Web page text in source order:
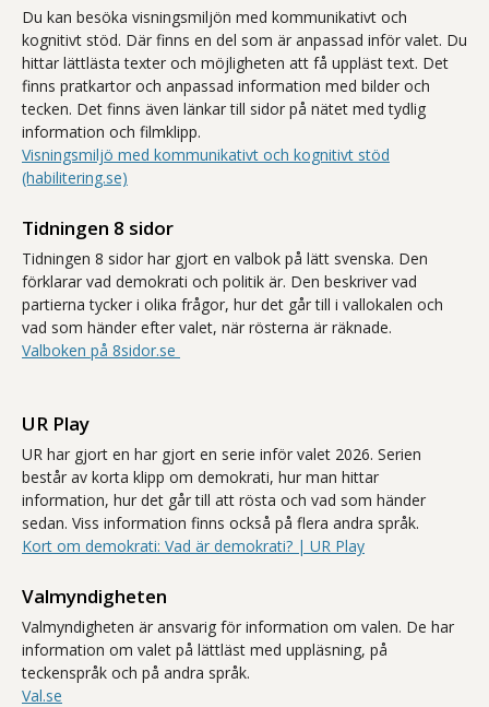
Du kan besöka visningsmiljön med kommunikativt och
kognitivt stöd. Där finns en del som är anpassad inför valet. Du
hittar lättlästa texter och möjligheten att få uppläst text. Det
finns pratkartor och anpassad information med bilder och
tecken. Det finns även länkar till sidor på nätet med tydlig
information och filmklipp.
Visningsmiljö med kommunikativt och kognitivt stöd
(habilitering.se)
Tidningen 8 sidor
Tidningen 8 sidor har gjort en valbok på lätt svenska. Den
förklarar vad demokrati och politik är. Den beskriver vad
partierna tycker i olika frågor, hur det går till i vallokalen och
vad som händer efter valet, när rösterna är räknade.
Valboken på 8sidor.se
UR Play
UR har gjort en har gjort en serie inför valet 2026. Serien
består av korta klipp om demokrati, hur man hittar
information, hur det går till att rösta och vad som händer
sedan. Viss information finns också på flera andra språk.
Kort om demokrati: Vad är demokrati? | UR Play
Valmyndigheten
Valmyndigheten är ansvarig för information om valen. De har
information om valet på lättläst med uppläsning, på
teckenspråk och på andra språk.
Val.se